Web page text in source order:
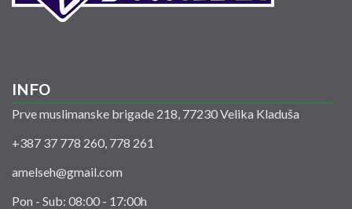
INFO
Prve muslimanske brigade 218, 77230 Velika Kladuša
+387 37 778 260, 778 261
amelseh@gmail.com
Pon - Sub: 08:00 - 17:00h